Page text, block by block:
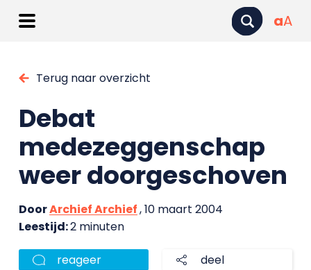
aA
Terug naar overzicht
Debat
medezeggenschap
weer doorgeschoven
DoorArchief Archief, 10 maart 2004
Leestijd:2 minuten
reageer deel